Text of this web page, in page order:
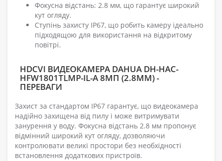
Фокусна відстань: 2.8 мм, що гарантує широкий
кут огляду.
Ступінь захисту IP67, що робить камеру ідеально
підходящою для використання на відкритому
повітрі.
HDCVI ВИДЕОКАМЕРА DAHUA DH-HAC-
HFW1801TLMP-IL-A 8МП (2.8ММ) -
ПЕРЕВАГИ
Захист за стандартом IP67 гарантує, що видеокамера
надійно захищена від пилу і може витримувати
занурення у воду. Фокусна відстань 2.8 мм пропонує
відмінний широкий кут огляду, дозволяючи
контролювати великі простори без необхідності
встановлення додаткових пристроїв.